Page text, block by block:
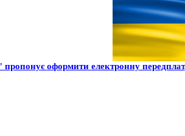
оформити електронну передплату.